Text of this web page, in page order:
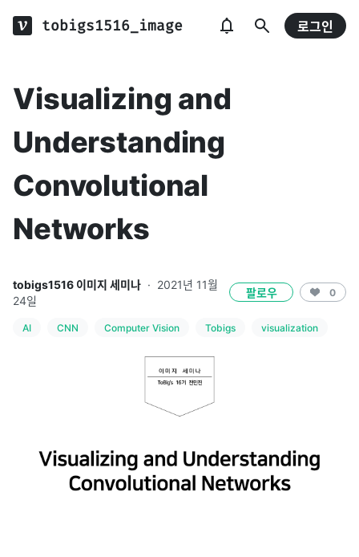
tobigs1516_image 로그인
Visualizing and
Understanding
Convolutional
Networks
tobigs1516 이미지 세미나 · 2021년 11월
24일
팔로우 0
AI CNN Computer Vision Tobigs visualization